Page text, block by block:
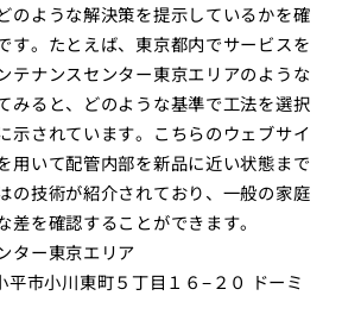
のような解決策を提示しているかを確
す。たとえば、東京都内でサービスを
テナンスセンター東京エリアのような
みると、どのような基準で工法を選択
示されています。こちらのウェブサイ
用いて配管内部を新品に近い状態まで
の技術が紹介されており、一般の家庭
差を確認することができます。
ター東京エリア
市小川東町５丁目１６−２０ ドーミ